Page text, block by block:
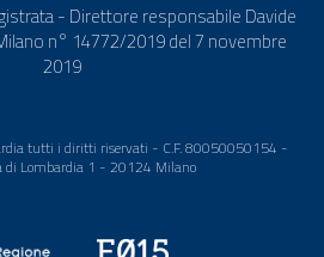
- Direttore responsabile Davide
n° 14772/2019 del 7 novembre
2019
tutti i diritti riservati - C.F. 80050050154 -
di Lombardia 1 - 20124 Milano